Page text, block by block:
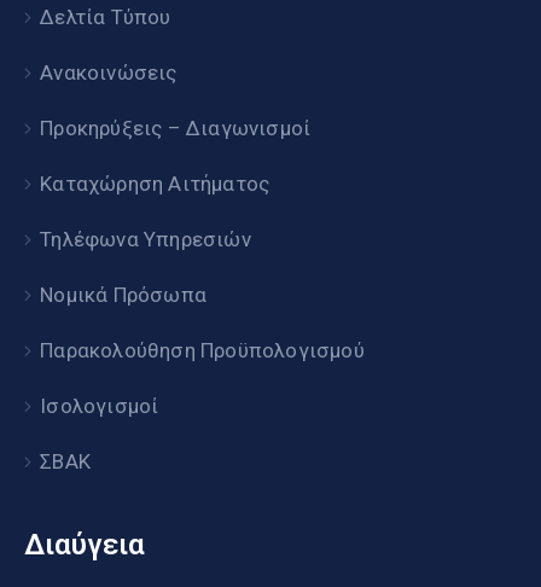
Δελτία Τύπου
Ανακοινώσεις
Προκηρύξεις – Διαγωνισμοί
Καταχώρηση Αιτήματος
Τηλέφωνα Υπηρεσιών
Νομικά Πρόσωπα
Παρακολούθηση Προϋπολογισμού
Ισολογισμοί
ΣΒΑΚ
Διαύγεια